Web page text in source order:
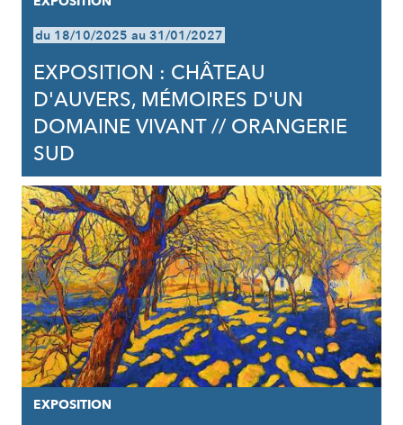
du 18/10/2025 au 31/01/2027
EXPOSITION : CHÂTEAU
D'AUVERS, MÉMOIRES D'UN
DOMAINE VIVANT // ORANGERIE
SUD
EXPOSITION